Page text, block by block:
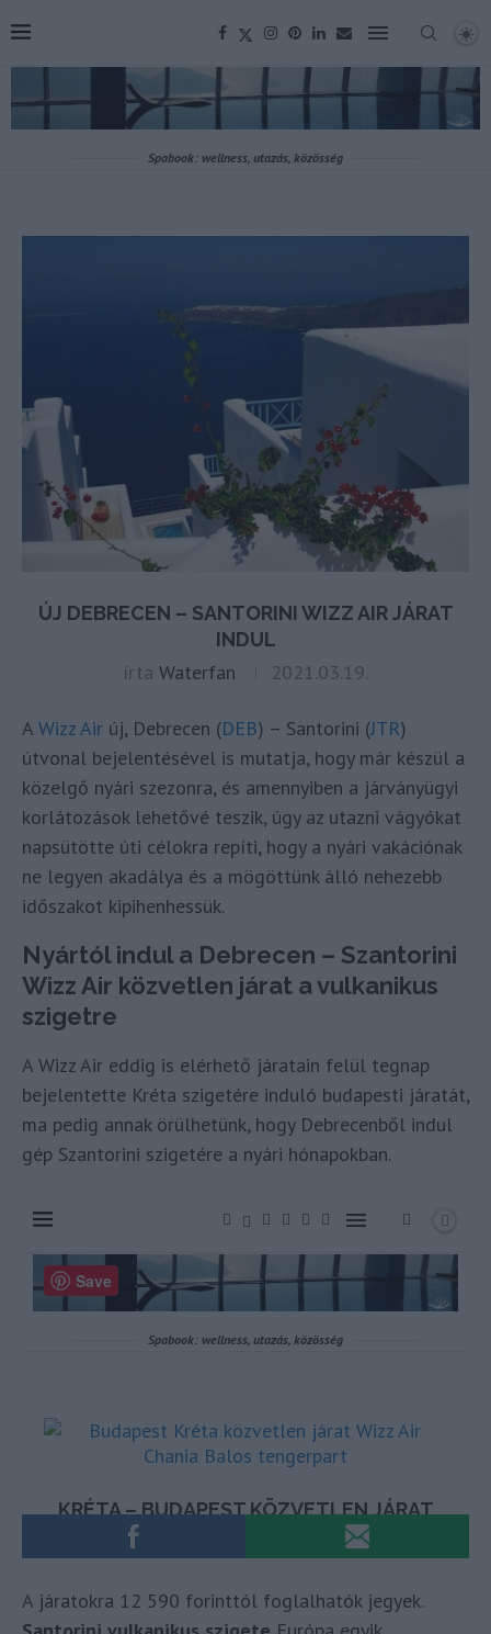
Spabook: wellness, utazás, közösség
ÚJ DEBRECEN – SANTORINI WIZZ AIR JÁRAT
INDUL
írta Waterfan 2021.03.19.
A Wizz Air új, Debrecen (DEB) – Santorini (JTR)
útvonal bejelentésével is mutatja, hogy már készül a
közelgő nyári szezonra, és amennyiben a járványügyi
korlátozások lehetővé teszik, úgy az utazni vágyókat
napsütötte úti célokra repíti, hogy a nyári vakációnak
ne legyen akadálya és a mögöttünk álló nehezebb
időszakot kipihenhessük.
Nyártól indul a Debrecen – Szantorini
Wizz Air közvetlen járat a vulkanikus
szigetre
A Wizz Air eddig is elérhető járatain felül tegnap
bejelentette Kréta szigetére induló budapesti járatát,
ma pedig annak örülhetünk, hogy Debrecenből indul
gép Szantorini szigetére a nyári hónapokban.
A járatokra 12 590 forinttól foglalhatók jegyek.